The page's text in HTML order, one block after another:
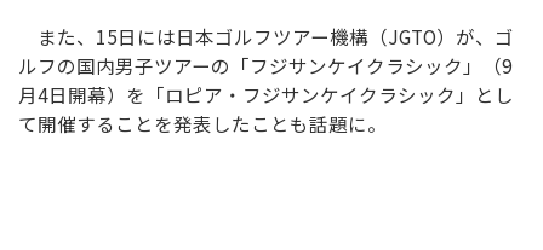
また、15日には日本ゴルフツアー機構（JGTO）が、ゴ
ルフの国内男子ツアーの「フジサンケイクラシック」（9
月4日開幕）を「ロピア・フジサンケイクラシック」とし
て開催することを発表したことも話題に。